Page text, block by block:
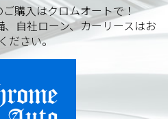
購入はクロムオートで！
自社ローン、カーリースはお
ださい。